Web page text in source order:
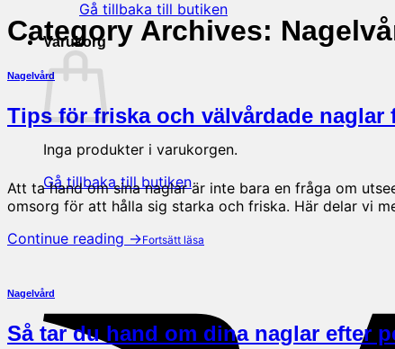
Gå tillbaka till butiken
Varukorg
Inga produkter i varukorgen.
Gå tillbaka till butiken
Category Archives:
Nagelvård
Tips för friska och välvårdade naglar
Att ta hand om sina naglar är inte bara en fråga om
omsorg för att hålla sig starka och friska. Här delar vi
Continue reading →
Nagelvård
Så tar du hand om dina naglar efter